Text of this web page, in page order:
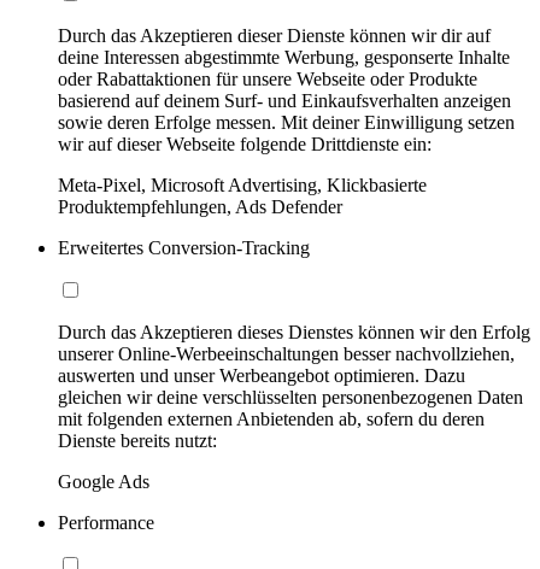
Durch das Akzeptieren dieser Dienste können wir dir auf
deine Interessen abgestimmte Werbung, gesponserte Inhalte
oder Rabattaktionen für unsere Webseite oder Produkte
basierend auf deinem Surf- und Einkaufsverhalten anzeigen
sowie deren Erfolge messen. Mit deiner Einwilligung setzen
wir auf dieser Webseite folgende Drittdienste ein:
Meta-Pixel, Microsoft Advertising, Klickbasierte
Produktempfehlungen, Ads Defender
Erweitertes Conversion-Tracking
Durch das Akzeptieren dieses Dienstes können wir den Erfolg
unserer Online-Werbeeinschaltungen besser nachvollziehen,
auswerten und unser Werbeangebot optimieren. Dazu
gleichen wir deine verschlüsselten personenbezogenen Daten
mit folgenden externen Anbietenden ab, sofern du deren
Dienste bereits nutzt:
Google Ads
Performance